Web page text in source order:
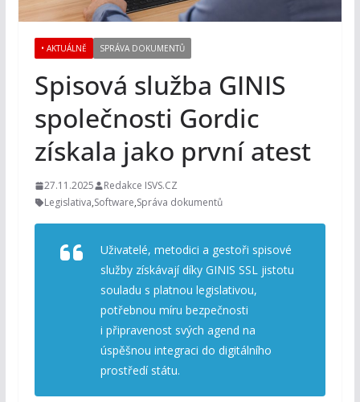
• AKTUÁLNĚ SPRÁVA DOKUMENTŮ
Spisová služba GINIS
společnosti Gordic
získala jako první atest
27.11.2025
Redakce ISVS.CZ
Legislativa,Software,Správa dokumentů
Uživatelé, metodici a gestoři spisové
služby získávají díky GINIS SSL jistotu
souladu s platnou legislativou,
potřebnou míru bezpečnosti
i připravenost svých agend na
úspěšnou integraci do digitálního
prostředí státu.